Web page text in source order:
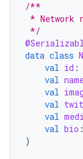
/**
* Network
*/
data class
val id :
val
val
val
val
val bio :
)